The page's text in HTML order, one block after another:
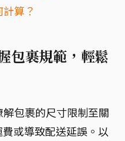
算？
包裹規範，輕鬆
包裹的尺寸限制至關
或導致配送延誤。以